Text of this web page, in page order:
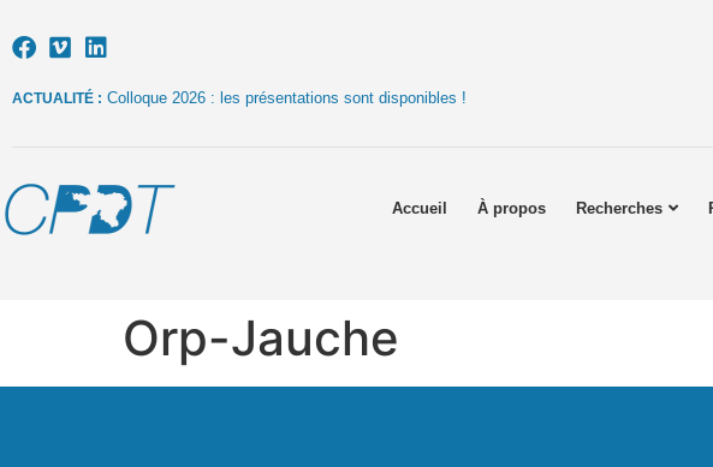
ACTUALITÉ : Colloque 2026 : les présentations sont disponibles !
Accueil À propos Recherches
Orp-Jauche